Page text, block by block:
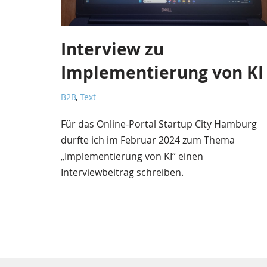
Interview zu
Implementierung von KI
B2B, Text
Für das Online-Portal Startup City Hamburg
durfte ich im Februar 2024 zum Thema
„Implementierung von KI“ einen
Interviewbeitrag schreiben.